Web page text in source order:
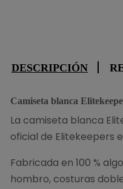
DESCRIPCIÓN
Camiseta blanca
La camiseta blanca
oficial de Elitekeepers
Fabricada en 100 %
hombro, costuras